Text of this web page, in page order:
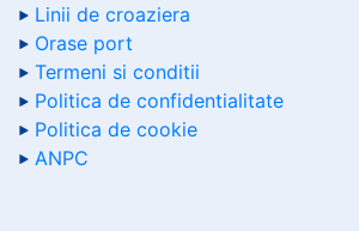
Linii de croaziera
Orase port
Termeni si conditii
Politica de confidentialitate
Politica de cookie
ANPC